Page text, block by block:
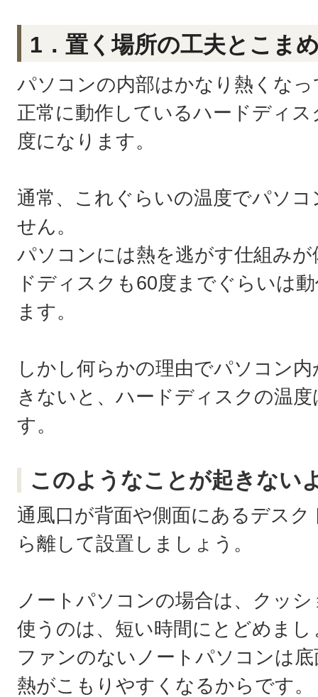
1．置く場所の工夫とこま
パソコンの内部はかなり熱くな
正常に動作しているハードディ
度になります。
通常、これぐらいの温度でパソ
せん。
パソコンには熱を逃がす仕組み
ドディスクも60度までぐらいは
ます。
しかし何らかの理由でパソコン
きないと、ハードディスクの温
す。
このようなことが起きない
通風口が背面や側面にあるデス
ら離して設置しましょう。
ノートパソコンの場合は、クッ
使うのは、短い時間にとどめまし
ファンのないノートパソコンは
熱がこもりやすくなるからです。